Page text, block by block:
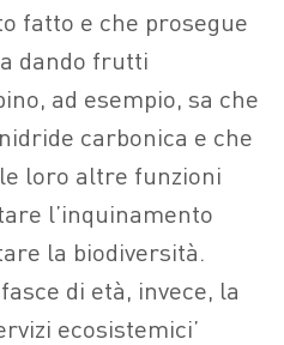
fatto e che prosegue
dando frutti
ad esempio, sa che
carbonica e che
loro altre funzioni
l’inquinamento
la biodiversità.
di età, invece, la
ecosistemici’